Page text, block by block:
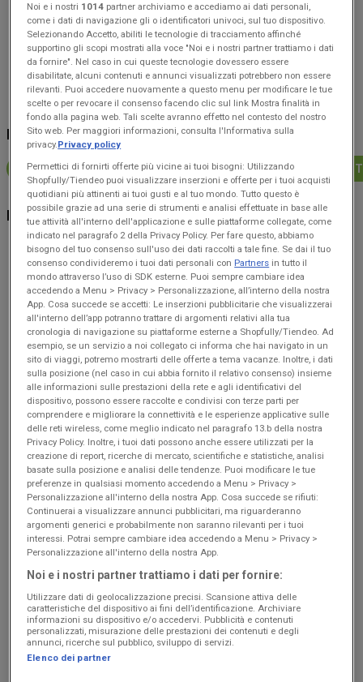
periodo di tempo limitato
Questo nuovo volantino è
pensato per aiutarti a
risparmiare ogni giorno
consconti esclusivi
un'ampia gamma di prodotti
per tutta la famiglia.
All'interno del volantino
accuratamente selezionati
per offrirti sia
qualità
convenienza.
Non perdere l'occasione:
sfoglia subito il volantino
GBCed scopri tutte le
offerte disponibili dal
19/06/26 al 30/09/26
Risparmiare non è mai stato
così facile!
NEGOZI VICINO A TE
GBC A ROMA GBC A MILANO GBC A NAPOLI GBC A
NEGOZI DI ELETTRONICA
Unieuro Euronics Expert Trony MediaWorld Fastweb
Negozi GBC aperti la domenica
Negozi GBC con orari di apertura straordinari
Noi e i nostri 1014 partner archiviamo e accediamo ai dati personali,
come i dati di navigazione gli o identificatori univoci, sul tuo dispositivo.
Selezionando Accetto, abiliti le tecnologie di tracciamento affinché
supportino gli scopi mostrati alla voce "Noi e i nostri partner trattiamo i dati
da fornire". Nel caso in cui queste tecnologie dovessero essere
disabilitate, alcuni contenuti e annunci visualizzati potrebbero non essere
rilevanti. Puoi accedere nuovamente a questo menu per modificare le tue
scelte o per revocare il consenso facendo clic sul link Mostra finalità in
fondo alla pagina web. Tali scelte avranno effetto nel contesto del nostro
Sito web. Per maggiori informazioni, consulta l'Informativa sulla
privacy.Privacy policy
Permettici di fornirti offerte più vicine ai tuoi bisogni: Utilizzando
Shopfully/Tiendeo puoi visualizzare inserzioni e offerte per i tuoi acquisti
quotidiani più attinenti ai tuoi gusti e al tuo mondo. Tutto questo è
possibile grazie ad una serie di strumenti e analisi effettuate in base alle
tue attività all'interno dell'applicazione e sulle piattaforme collegate, come
indicato nel paragrafo 2 della Privacy Policy. Per fare questo, abbiamo
bisogno del tuo consenso sull'uso dei dati raccolti a tale fine. Se dai il tuo
consenso condivideremo i tuoi dati personali con Partners in tutto il
mondo attraverso l’uso di SDK esterne. Puoi sempre cambiare idea
accedendo a Menu > Privacy > Personalizzazione, all’interno della nostra
App. Cosa succede se accetti: Le inserzioni pubblicitarie che visualizzerai
all'interno dell’app potranno trattare di argomenti relativi alla tua
cronologia di navigazione su piattaforme esterne a Shopfully/Tiendeo. Ad
esempio, se un servizio a noi collegato ci informa che hai navigato in un
sito di viaggi, potremo mostrarti delle offerte a tema vacanze. Inoltre, i dati
sulla posizione (nel caso in cui abbia fornito il relativo consenso) insieme
alle informazioni sulle prestazioni della rete e agli identificativi del
dispositivo, possono essere raccolte e condivisi con terze parti per
comprendere e migliorare la connettività e le esperienze applicative sulle
delle reti wireless, come meglio indicato nel paragrafo 13.b della nostra
Privacy Policy. Inoltre, i tuoi dati possono anche essere utilizzati per la
creazione di report, ricerche di mercato, scientifiche e statistiche, analisi
basate sulla posizione e analisi delle tendenze. Puoi modificare le tue
preferenze in qualsiasi momento accedendo a Menu > Privacy >
Personalizzazione all'interno della nostra App. Cosa succede se rifiuti:
Continuerai a visualizzare annunci pubblicitari, ma riguarderanno
argomenti generici e probabilmente non saranno rilevanti per i tuoi
interessi. Potrai sempre cambiare idea accedendo a Menu > Privacy >
Personalizzazione all'interno della nostra App.
Noi e i nostri partner trattiamo i dati per fornire:
Utilizzare dati di geolocalizzazione precisi. Scansione attiva delle
caratteristiche del dispositivo ai fini dell’identificazione. Archiviare
informazioni su dispositivo e/o accedervi. Pubblicità e contenuti
personalizzati, misurazione delle prestazioni dei contenuti e degli
annunci, ricerche sul pubblico, sviluppo di servizi.
Elenco dei partner